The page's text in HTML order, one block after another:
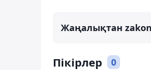
Жаңалықтан
Пікірлер 0